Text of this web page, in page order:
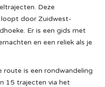
Deze
door Zuidwest-
Er is een gids met
en een reliek als je
route is een rondwandeling
15 trajecten via het